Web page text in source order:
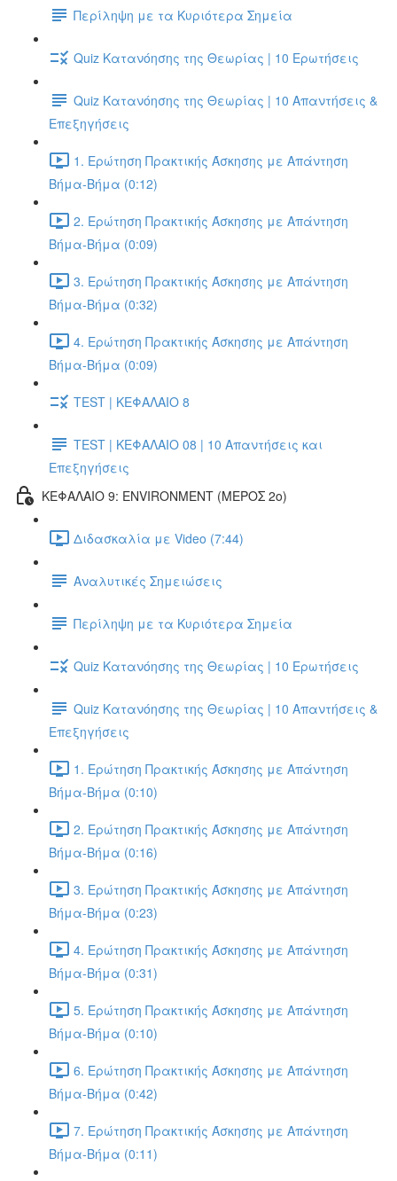
Περίληψη με τα Κυριότερα Σημεία
Quiz Κατανόησης της Θεωρίας | 10 Ερωτήσεις
Quiz Κατανόησης της Θεωρίας | 10 Απαντήσεις &
Επεξηγήσεις
1. Ερώτηση Πρακτικής Άσκησης με Απάντηση
Βήμα-Βήμα (0:12)
2. Ερώτηση Πρακτικής Άσκησης με Απάντηση
Βήμα-Βήμα (0:09)
3. Ερώτηση Πρακτικής Άσκησης με Απάντηση
Βήμα-Βήμα (0:32)
4. Ερώτηση Πρακτικής Άσκησης με Απάντηση
Βήμα-Βήμα (0:09)
TEST | ΚΕΦΑΛΑΙΟ 8
TEST | ΚΕΦΑΛΑΙΟ 08 | 10 Απαντήσεις και
Επεξηγήσεις
ΚΕΦΑΛΑΙΟ 9: ENVIRONMENT (ΜΕΡΟΣ 2o)
Διδασκαλία με Video (7:44)
Αναλυτικές Σημειώσεις
Περίληψη με τα Κυριότερα Σημεία
Quiz Κατανόησης της Θεωρίας | 10 Ερωτήσεις
Quiz Κατανόησης της Θεωρίας | 10 Απαντήσεις &
Επεξηγήσεις
1. Ερώτηση Πρακτικής Άσκησης με Απάντηση
Βήμα-Βήμα (0:10)
2. Ερώτηση Πρακτικής Άσκησης με Απάντηση
Βήμα-Βήμα (0:16)
3. Ερώτηση Πρακτικής Άσκησης με Απάντηση
Βήμα-Βήμα (0:23)
4. Ερώτηση Πρακτικής Άσκησης με Απάντηση
Βήμα-Βήμα (0:31)
5. Ερώτηση Πρακτικής Άσκησης με Απάντηση
Βήμα-Βήμα (0:10)
6. Ερώτηση Πρακτικής Άσκησης με Απάντηση
Βήμα-Βήμα (0:42)
7. Ερώτηση Πρακτικής Άσκησης με Απάντηση
Βήμα-Βήμα (0:11)